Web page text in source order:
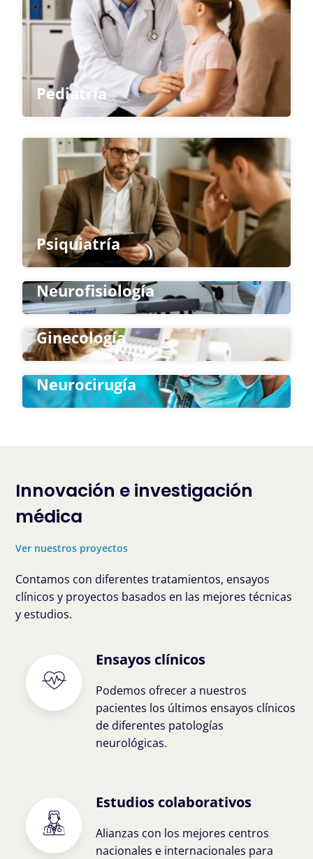
Haz clic aquí
Pediatría
Haz clic aquí
Psiquiatría
Neurofisiología
Ginecología
Neurocirugía
Innovación e investigación
médica
Ver nuestros proyectos
Contamos con diferentes tratamientos, ensayos
clínicos y proyectos basados en las mejores técnicas
y estudios.
Ensayos clínicos
Podemos ofrecer a nuestros
pacientes los últimos ensayos clínicos
de diferentes patologías
neurológicas.
Estudios colaborativos
Alianzas con los mejores centros
nacionales e internacionales para